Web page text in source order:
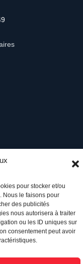
pour stocker et/ou
Nous le faisons pour
des publicités
nous autorisera à traiter
ou les ID uniques sur
consentement peut avoir
à l’accueil